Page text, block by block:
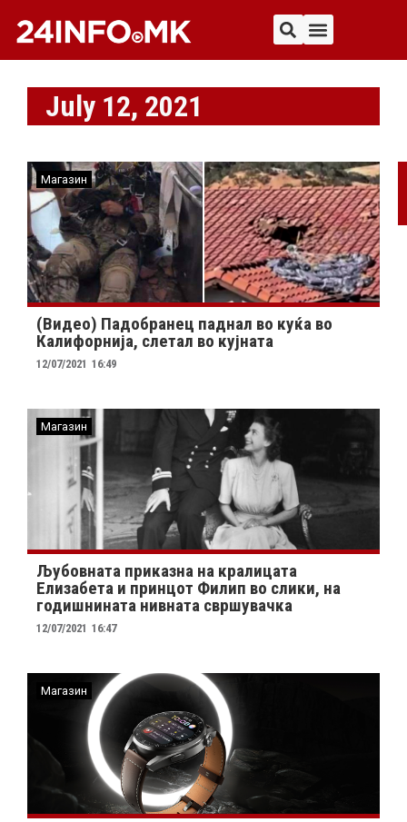
July 12, 2021
Магазин
(Видео) Падобранец паднал во куќа во
Калифорнија, слетал во кујната
12/07/2021 16:49
Магазин
Љубовната приказна на кралицата
Елизабета и принцот Филип во слики, на
годишнината нивната свршувачка
12/07/2021 16:47
Магазин